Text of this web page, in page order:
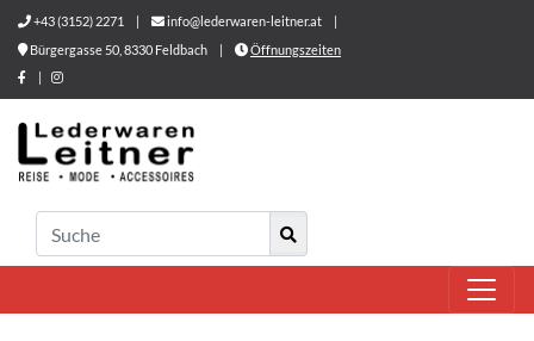
+43 (3152) 2271 | info@lederwaren-leitner.at
|
Bürgergasse 50, 8330 Feldbach
|
Öffnungszeiten
|